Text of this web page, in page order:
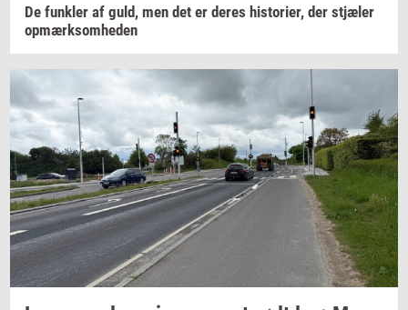
De funk­ler af guld, men det er deres hi­sto­ri­er, der stjæ­ler
op­mærk­som­he­den